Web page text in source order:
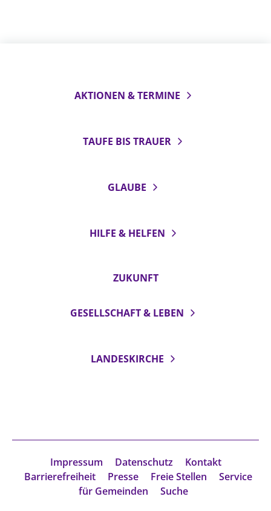
AKTIONEN & TERMINE
TAUFE BIS TRAUER
GLAUBE
HILFE & HELFEN
ZUKUNFT
GESELLSCHAFT & LEBEN
LANDESKIRCHE
Impressum Datenschutz
Kontakt
Barrierefreiheit
Presse Freie Stellen
Service
für Gemeinden
Suche